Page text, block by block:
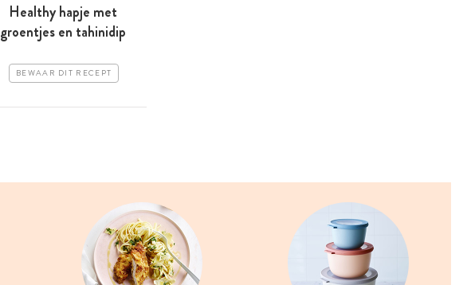
Healthy hapje met
groentjes en tahinidip
BEWAAR DIT RECEPT